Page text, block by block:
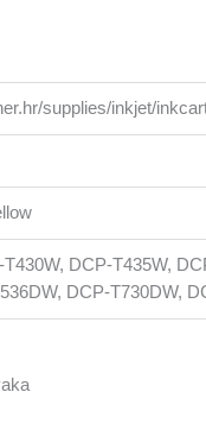
supplies/inkjet/
DCP-T435W,
DCP-T730DW,